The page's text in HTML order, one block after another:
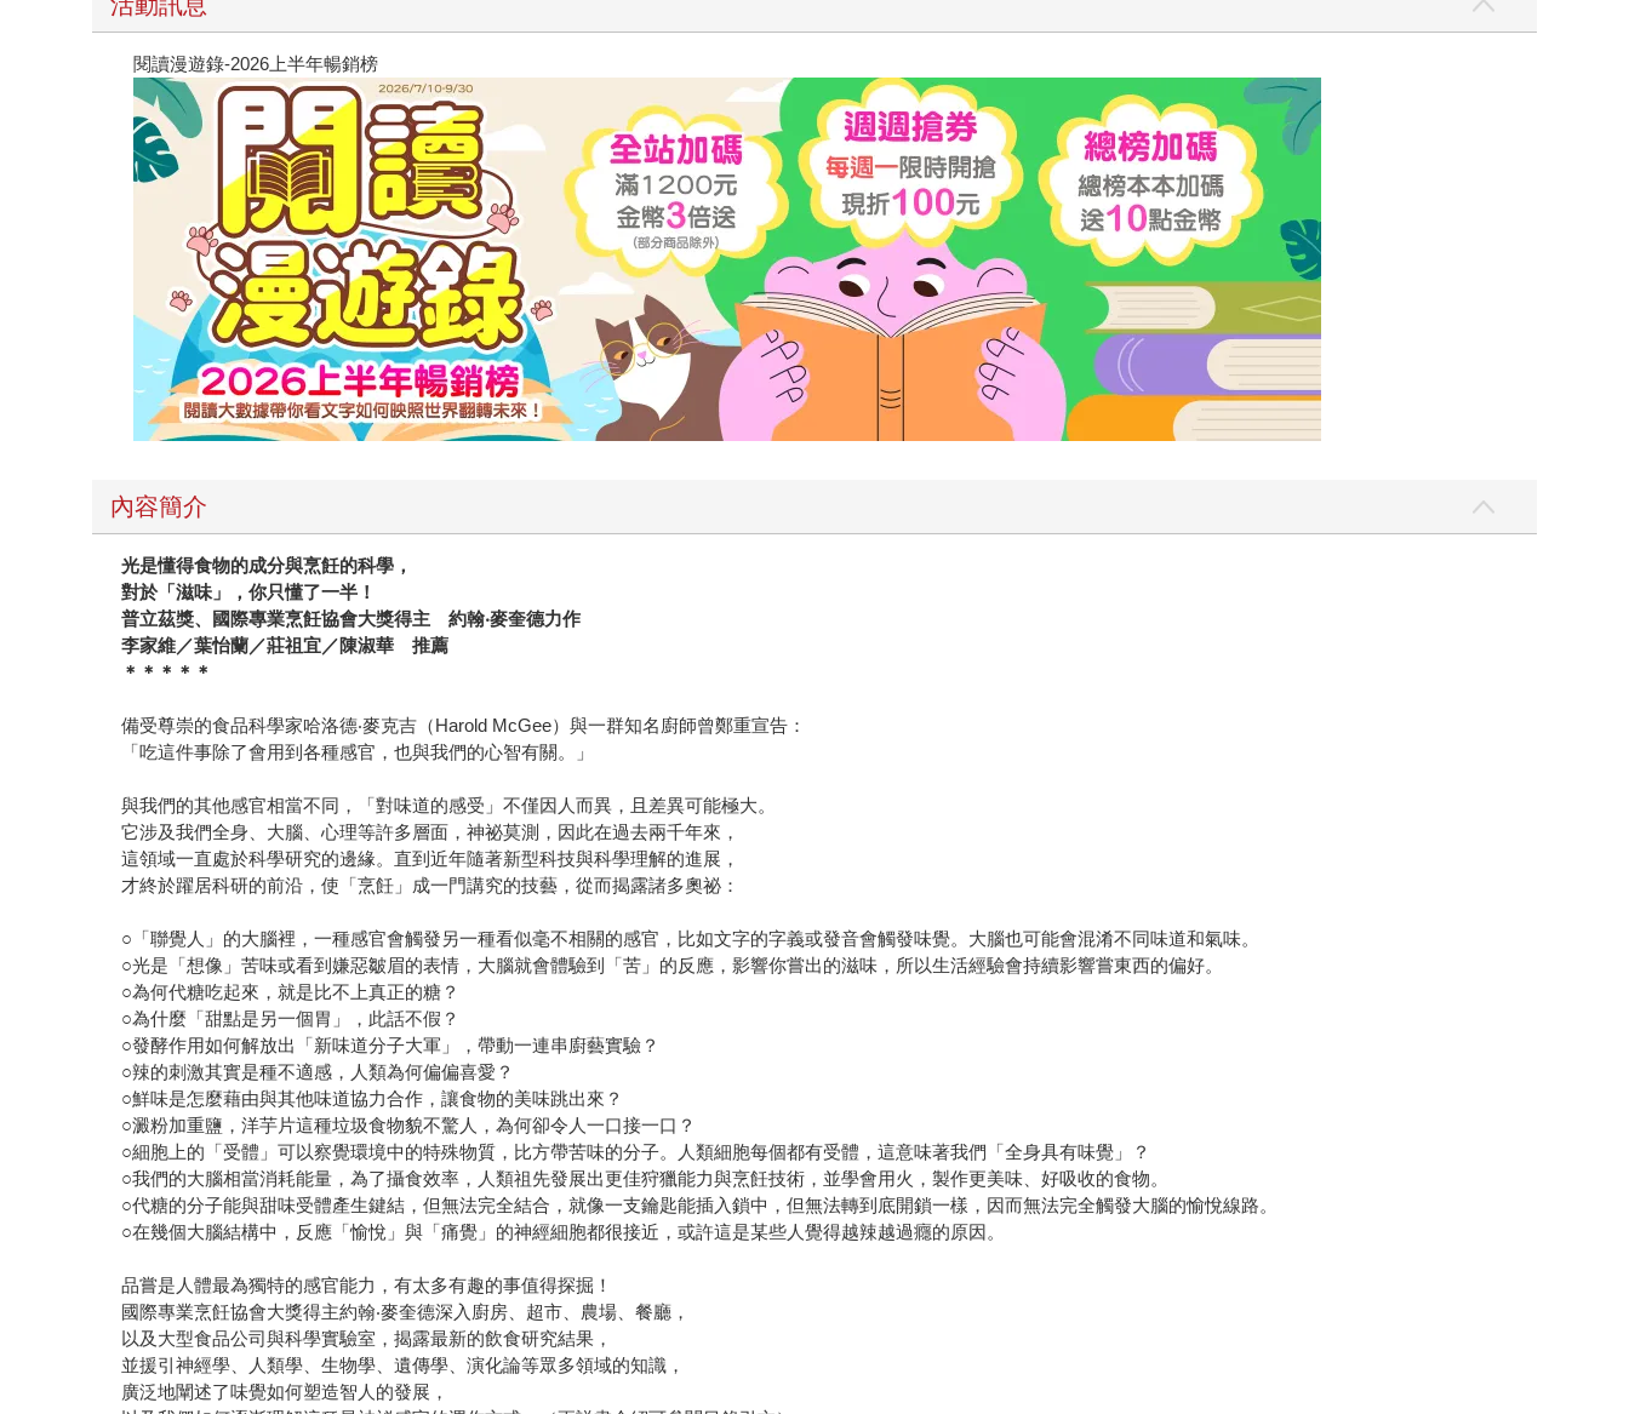
閱讀漫遊錄-2026上半年暢銷榜
內容簡介
光是懂得食物的成分與烹飪的科學，
對於「滋味」，你只懂了一半！
普立茲獎、國際專業烹飪協會大獎得主 約翰‧麥奎德力作
李家維／葉怡蘭／莊祖宜／陳淑華 推薦
＊＊＊＊＊
備受尊崇的食品科學家哈洛德‧麥克吉（Harold McGee）與一群知名廚師曾鄭重宣告：
「吃這件事除了會用到各種感官，也與我們的心智有關。」
與我們的其他感官相當不同，「對味道的感受」不僅因人而異，且差異可能極大。
它涉及我們全身、大腦、心理等許多層面，神祕莫測，因此在過去兩千年來，
這領域一直處於科學研究的邊緣。直到近年隨著新型科技與科學理解的進展，
才終於躍居科研的前沿，使「烹飪」成一門講究的技藝，從而揭露諸多奧祕：
○「聯覺人」的大腦裡，一種感官會觸發另一種看似毫不相關的感官，比如文字的字義或發音會觸發味覺。大腦也可能會混淆不同味道和氣味。
○光是「想像」苦味或看到嫌惡皺眉的表情，大腦就會體驗到「苦」的反應，影響你嘗出的滋味，所以生活經驗會持續影響嘗東西的偏好。
○為何代糖吃起來，就是比不上真正的糖？
○為什麼「甜點是另一個胃」，此話不假？
○發酵作用如何解放出「新味道分子大軍」，帶動一連串廚藝實驗？
○辣的刺激其實是種不適感，人類為何偏偏喜愛？
○鮮味是怎麼藉由與其他味道協力合作，讓食物的美味跳出來？
○澱粉加重鹽，洋芋片這種垃圾食物貌不驚人，為何卻令人一口接一口？
○細胞上的「受體」可以察覺環境中的特殊物質，比方帶苦味的分子。人類細胞每個都有受體，這意味著我們「全身具有味覺」？
○我們的大腦相當消耗能量，為了攝食效率，人類祖先發展出更佳狩獵能力與烹飪技術，並學會用火，製作更美味、好吸收的食物。
○代糖的分子能與甜味受體產生鍵結，但無法完全結合，就像一支鑰匙能插入鎖中，但無法轉到底開鎖一樣，因而無法完全觸發大腦的愉悅線路。
○在幾個大腦結構中，反應「愉悅」與「痛覺」的神經細胞都很接近，或許這是某些人覺得越辣越過癮的原因。
品嘗是人體最為獨特的感官能力，有太多有趣的事值得探掘！
國際專業烹飪協會大獎得主約翰‧麥奎德深入廚房、超市、農場、餐廳，
以及大型食品公司與科學實驗室，揭露最新的飲食研究結果，
並援引神經學、人類學、生物學、遺傳學、演化論等眾多領域的知識，
廣泛地闡述了味覺如何塑造智人的發展，